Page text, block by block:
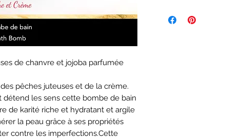
de chanvre et jojoba parfumée
pêches juteuses et de la crème.
détend les sens cette bombe de bain
de karité riche et hydratant et argile
la peau grâce à ses propriétés
contre les imperfections.Cette